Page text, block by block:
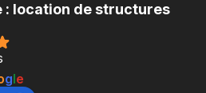
: location de structures
gle